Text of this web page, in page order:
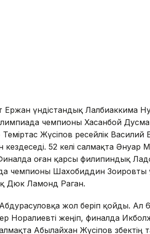
Ержан үндістандық Лалбиаккима
чемпионы Хасанбой
Жүсіпов ресейлік Василий
52 келі салмақта Әнуар
оған қарсы филипиндық
чемпионы Шаxобиддин Зоировты
Дюк Ламонд Раган.
жол беріп қойды. Ал
Норалиевті жеңіп, финалда
Абылайxан Жүсіпов өзбектің